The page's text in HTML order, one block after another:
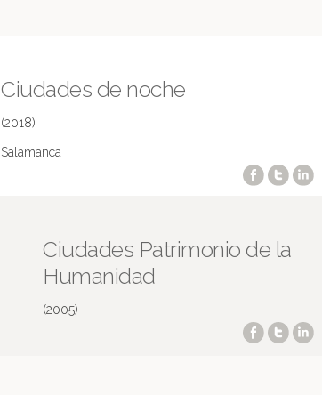
Ciudades de noche
(2018)
Salamanca
Ciudades Patrimonio de la
Humanidad
(2005)